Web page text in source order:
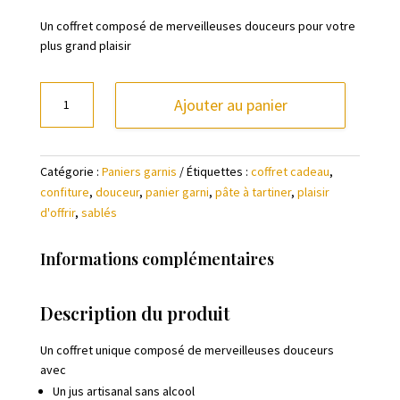
Un coffret composé de merveilleuses douceurs pour votre
plus grand plaisir
Coffret
douceur
Ajouter au panier
Catégorie : Paniers garnis Étiquettes : coffret cadeau,
confiture, douceur, panier garni, pâte à tartiner, plaisir
d'offrir, sablés
Informations complémentaires
Description du produit
Un coffret unique composé de merveilleuses douceurs
avec
Un jus artisanal sans alcool